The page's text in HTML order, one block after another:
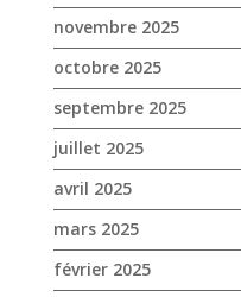
novembre 2025
octobre 2025
septembre 2025
juillet 2025
avril 2025
mars 2025
février 2025